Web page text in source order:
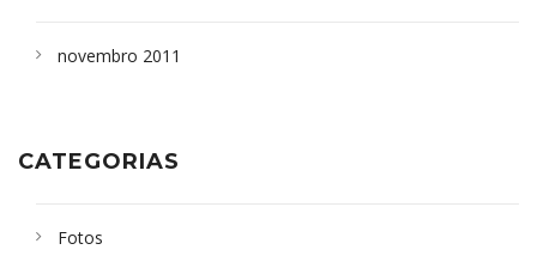
novembro 2011
CATEGORIAS
Fotos